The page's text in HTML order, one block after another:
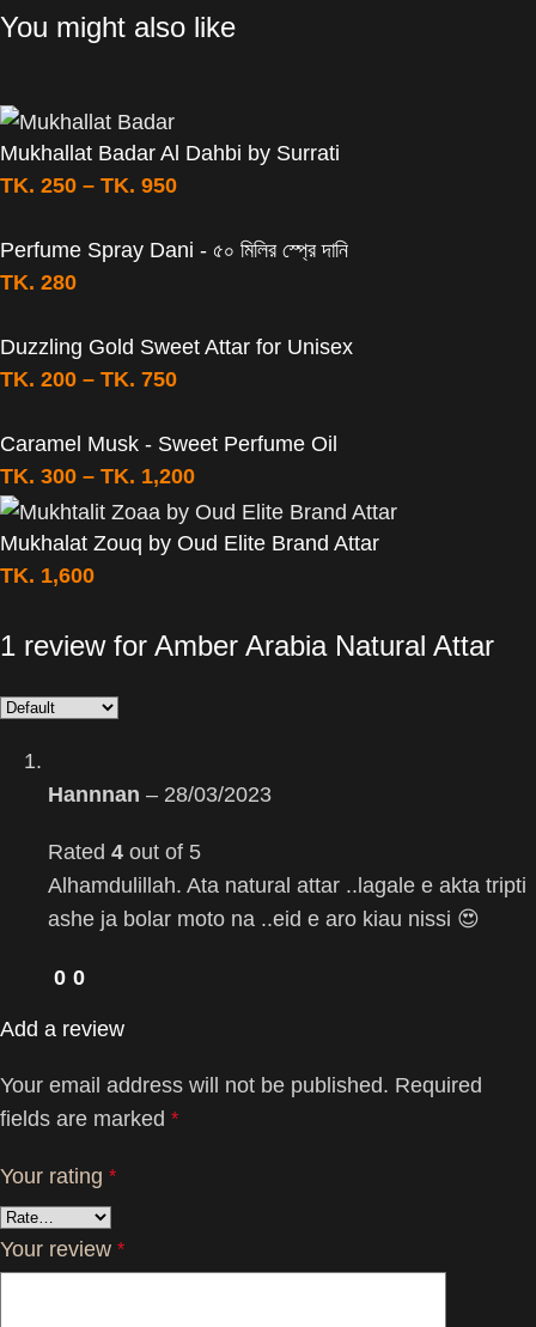
You might also like
Mukhallat Badar Al Dahbi by Surrati
TK. 250 – TK. 950
Perfume Spray Dani - ৫০ মিলির স্প্রে দানি
TK. 280
Duzzling Gold Sweet Attar for Unisex
TK. 200 – TK. 750
Caramel Musk - Sweet Perfume Oil
TK. 300 – TK. 1,200
Mukhalat Zouq by Oud Elite Brand Attar
TK. 1,600
1 review for Amber Arabia Natural Attar
Hannnan – 28/03/2023
Rated 4 out of 5
Alhamdulillah. Ata natural attar ..lagale e akta tripti
ashe ja bolar moto na ..eid e aro kiau nissi 😍
0 0
Add a review
Your email address will not be published. Required
fields are marked *
Your rating *
Your review *